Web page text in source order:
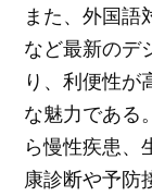
また、外国語
など最新のデ
り、利便性が
な魅力である
ら慢性疾患、
康診断や予防